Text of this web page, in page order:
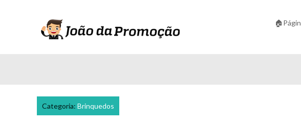
Categoria: Brinquedos